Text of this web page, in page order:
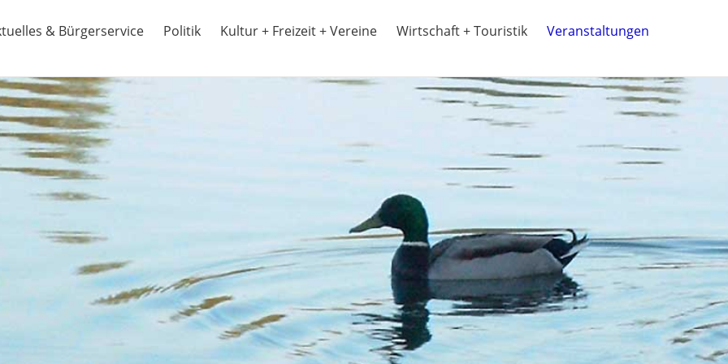
& Bürgerservice Politik Kultur + Freizeit + Vereine Wirtschaft + Touristik Veranstaltungen